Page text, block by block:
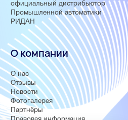
официальный дистрибьютор
Промышленной автоматики
РИДАН
О компании
О нас
Отзывы
Новости
Фотогалерея
Партнёры